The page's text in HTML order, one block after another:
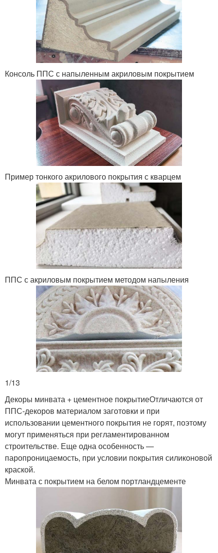
Консоль ППС с напыленным акриловым покрытием
Пример тонкого акрилового покрытия с кварцем
ППС с акриловым покрытием методом напыления
1/13
Декоры минвата + цементное покрытиеОтличаются от
ППС-декоров материалом заготовки и при
использовании цементного покрытия не горят, поэтому
могут применяться при регламентированном
строительстве. Еще одна особенность —
паропроницаемость, при условии покрытия силиконовой
краской.
Минвата с покрытием на белом портландцементе